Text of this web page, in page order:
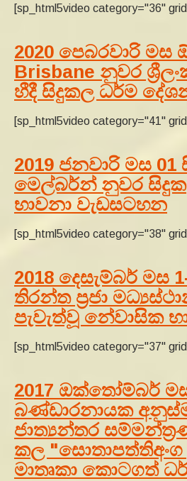
[sp_html5video category="36"
2020 පෙබරවාරි මස
Brisbane නුවර
හීදී සිදුකල ධර්ම
[sp_html5video category="41"
2019 ජනවාරි මස 01
මෙල්බර්න් නුවර
භාවනා වැඩසටහන
[sp_html5video category="38"
2018 දෙසැම්බර් මස
තිරන්ත ප්‍රජා
පැවැත්වූ නේවාසික
[sp_html5video category="37"
2017 ඔක්තෝම්බර්
බණ්‌ඩාරනායක
ජාත්‍යන්තර
කල "සොතාපත්තිඅංග
මාතෘකා කොටගත්